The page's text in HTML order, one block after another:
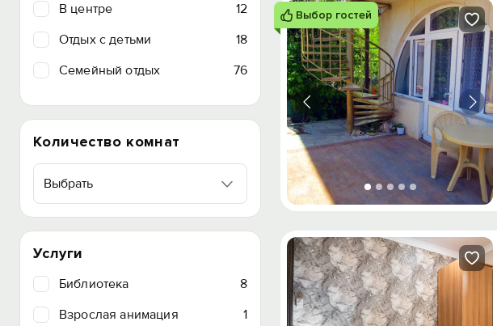
В центре
12
Отдых с детьми
18
Семейный отдых
76
Количество комнат
Выбрать
Услуги
Библиотека
8
Взрослая анимация
1
Выбор гостей